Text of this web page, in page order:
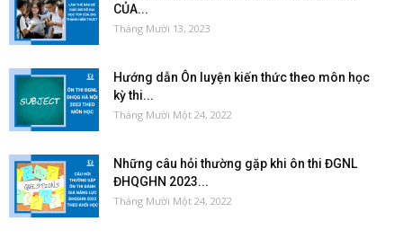
CỦA...
Tháng Mười 13, 2023
Hướng dẫn Ôn luyện kiến thức theo môn học
kỳ thi...
Tháng Mười Một 24, 2022
Những câu hỏi thường gặp khi ôn thi ĐGNL
ĐHQGHN 2023...
Tháng Mười Một 24, 2022